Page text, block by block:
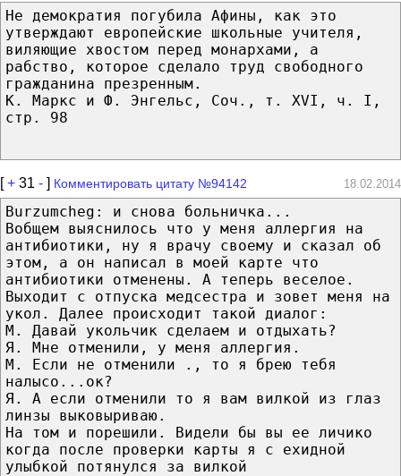
Не демократия погубила Афины, как это
утверждают европейские школьные учителя,
виляющие хвостом перед монархами, а
рабство, которое сделало труд свободного
гражданина презренным.
К. Маркс и Ф. Энгельс, Соч., т. XVI, ч. I,
стр. 98
[+ 31 - ] Комментировать цитату №94142 18.02.2014
Burzumcheg: и снова больничка...
Вобщем выяснилось что у меня аллергия на
антибиотики, ну я врачу своему и сказал об
этом, а он написал в моей карте что
антибиотики отменены. А теперь веселое.
Выходит с отпуска медсестра и зовет меня на
укол. Далее происходит такой диалог:
М. Давай укольчик сделаем и отдыхать?
Я. Мне отменили, у меня аллергия.
М. Если не отменили ., то я брею тебя
налысо...ок?
Я. А если отменили то я вам вилкой из глаз
линзы выковыриваю.
На том и порешили. Видели бы вы ее личико
когда после проверки карты я с ехидной
улыбкой потянулся за вилкой